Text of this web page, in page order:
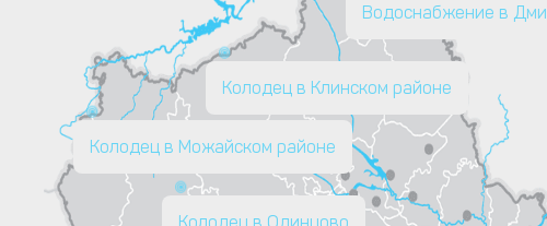
Колодец в Клинском районе
Колодец в Можайском районе
Водоснабжение в